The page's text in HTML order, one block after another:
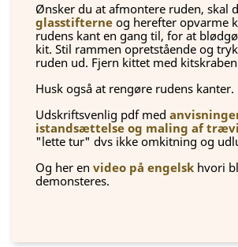
Ønsker du at afmontere ruden, skal
glasstifterne og herefter opvarme
rudens kant en gang til, for at
kit. Stil rammen opretstående og
ruden ud. Fjern kittet med
Husk også at rengøre rudens kanter.
Udskriftsvenlig pdf med
istandsættelse og maling af
"lette tur" dvs ikke omkitning og
Og her en video på engelsk hvori
demonsteres.